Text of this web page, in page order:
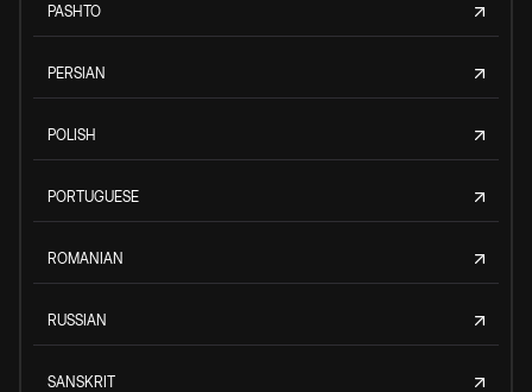
PASHTO
PERSIAN
POLISH
PORTUGUESE
ROMANIAN
RUSSIAN
SANSKRIT